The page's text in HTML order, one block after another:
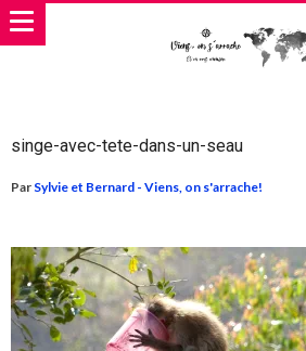
singe-avec-tete-dans-un-seau
Par Sylvie et Bernard - Viens, on s'arrache!